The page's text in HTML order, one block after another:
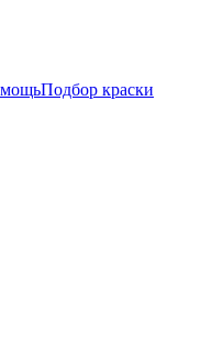
Подбор краски